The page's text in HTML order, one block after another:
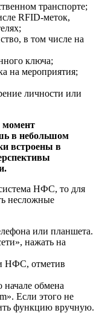
транспорте;
RFID-меток,
в том числе на
ключа;
на мероприятия;
личности или
в небольшом
встроены в
НФС, то для
несложные
или планшета.
нажать на
НФС, отметив
начале обмена
Если этого не
функцию вручную.